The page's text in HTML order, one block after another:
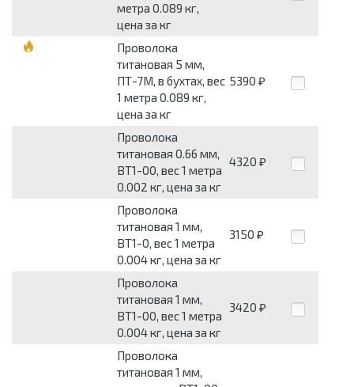
метра 0.089 кг,
цена за кг
Проволока
титановая 5 мм,
ПТ-7М, в бухтах, вес
1 метра 0.089 кг,
цена за кг
5390 ₽
Проволока
титановая 0.66 мм,
ВТ1-00, вес 1 метра
0.002 кг, цена за кг
4320 ₽
Проволока
титановая 1 мм,
ВТ1-0, вес 1 метра
0.004 кг, цена за кг
3150 ₽
Проволока
титановая 1 мм,
ВТ1-00, вес 1 метра
0.004 кг, цена за кг
3420 ₽
Проволока
титановая 1 мм,